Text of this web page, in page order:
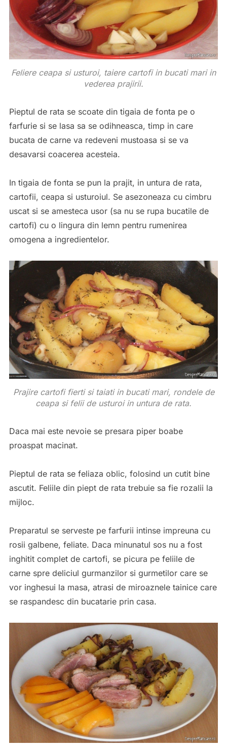
Feliere ceapa si usturoi, taiere cartofi in bucati mari in
vederea prajirii.
Pieptul de rata se scoate din tigaia de fonta pe o
farfurie si se lasa sa se odihneasca, timp in care
bucata de carne va redeveni mustoasa si se va
desavarsi coacerea acesteia.
In tigaia de fonta se pun la prajit, in untura de rata,
cartofii, ceapa si usturoiul. Se asezoneaza cu cimbru
uscat si se amesteca usor (sa nu se rupa bucatile de
cartofi) cu o lingura din lemn pentru rumenirea
omogena a ingredientelor.
Prajire cartofi fierti si taiati in bucati mari, rondele de
ceapa si felii de usturoi in untura de rata.
Daca mai este nevoie se presara piper boabe
proaspat macinat.
Pieptul de rata se feliaza oblic, folosind un cutit bine
ascutit. Feliile din piept de rata trebuie sa fie rozalii la
mijloc.
Preparatul se serveste pe farfurii intinse impreuna cu
rosii galbene, feliate. Daca minunatul sos nu a fost
inghitit complet de cartofi, se picura pe feliile de
carne spre deliciul gurmanzilor si gurmetilor care se
vor inghesui la masa, atrasi de miroaznele tainice care
se raspandesc din bucatarie prin casa.